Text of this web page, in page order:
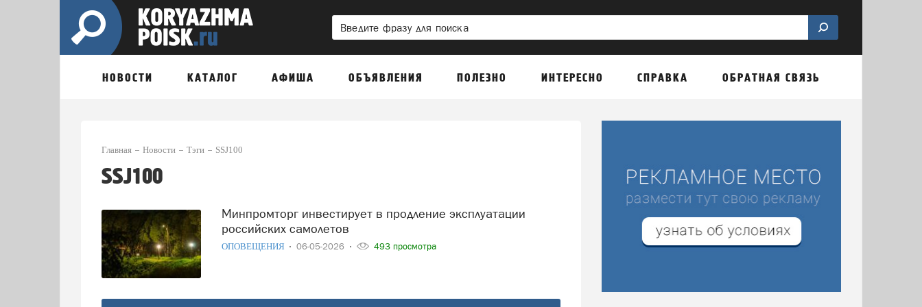
НОВОСТИ КАТАЛОГ АФИША ОБЪЯВЛЕНИЯ ПОЛЕЗНО ИНТЕРЕСНО СПРАВКА ОБРАТНАЯ СВЯЗЬ
Главная Новости Тэги SSJ100
SSJ100
Минпромторг инвестирует в продление эксплуатации
российских самолетов
ОПОВЕЩЕНИЯ 06-05-2026 493 просмотра